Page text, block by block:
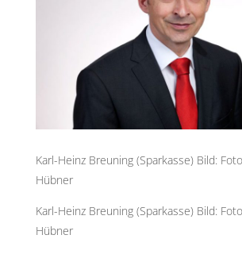
Karl-Heinz Breuning (Sparkasse) Bild:
Hübner
Karl-Heinz Breuning (Sparkasse) Bild:
Hübner